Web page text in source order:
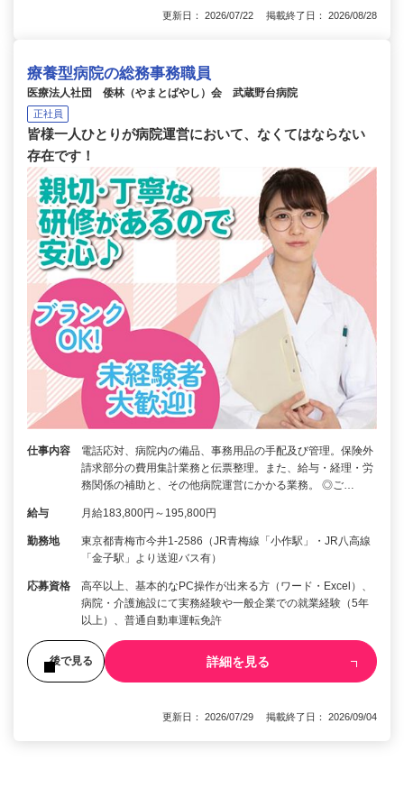
更新日： 2026/07/22 掲載終了日： 2026/08/28
療養型病院の総務事務職員
医療法人社団 倭林（やまとばやし）会 武蔵野台病院
正社員
皆様一人ひとりが病院運営において、なくてはならない
存在です！
仕事内容
電話応対、病院内の備品、事務用品の手配及び管理。保険外
請求部分の費用集計業務と伝票整理。また、給与・経理・労
務関係の補助と、その他病院運営にかかる業務。 ◎ご…
給与 月給183,800円～195,800円
勤務地
東京都青梅市今井1-2586（JR青梅線「小作駅」・JR八高線
「金子駅」より送迎バス有）
応募資格
高卒以上、基本的なPC操作が出来る方（ワード・Excel）、
病院・介護施設にて実務経験や一般企業での就業経験（5年
以上）、普通自動車運転免許
後で見る 詳細を見る
更新日： 2026/07/29 掲載終了日： 2026/09/04